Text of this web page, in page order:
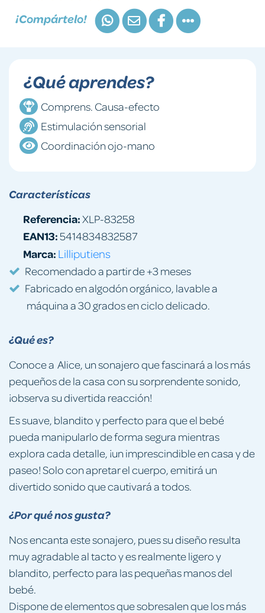
¡Compártelo!
¿Qué es?
Conoce a Alice, un sonajero que fascinará a los más
pequeños de la casa con su sorprendente sonido,
¡observa su divertida reacción!
Es suave, blandito y perfecto para que el bebé
pueda manipularlo de forma segura mientras
explora cada detalle, ¡un imprescindible en casa y de
paseo! Solo con apretar el cuerpo, emitirá un
divertido sonido que cautivará a todos.
¿Por qué nos gusta?
Nos encanta este sonajero, pues su diseño resulta
muy agradable al tacto y es realmente ligero y
blandito, perfecto para las pequeñas manos del
bebé.
Dispone de elementos que sobresalen que los más
¿Qué aprendes?
Comprens. Causa-efecto
Estimulación sensorial
Coordinación ojo-mano
Características
Referencia:XLP-83258
EAN13:5414834832587
Marca: Lilliputiens
Recomendado a partir de +3 meses
Fabricado en algodón orgánico, lavable a
máquina a 30 grados en ciclo delicado.